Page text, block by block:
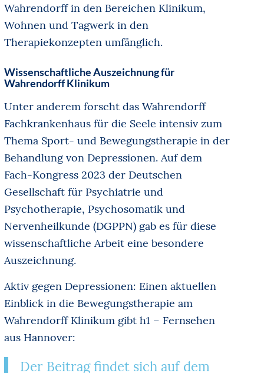
Wahrendorff in den Bereichen Klinikum,
Wohnen und Tagwerk in den
Therapiekonzepten umfänglich.
Wissenschaftliche Auszeichnung für
Wahrendorff Klinikum
Unter anderem forscht das Wahrendorff
Fachkrankenhaus für die Seele intensiv zum
Thema Sport- und Bewegungstherapie in der
Behandlung von Depressionen. Auf dem
Fach-Kongress 2023 der Deutschen
Gesellschaft für Psychiatrie und
Psychotherapie, Psychosomatik und
Nervenheilkunde (DGPPN) gab es für diese
wissenschaftliche Arbeit eine besondere
Auszeichnung.
Aktiv gegen Depressionen: Einen aktuellen
Einblick in die Bewegungstherapie am
Wahrendorff Klinikum gibt h1 – Fernsehen
aus Hannover:
Der Beitrag findet sich auf dem